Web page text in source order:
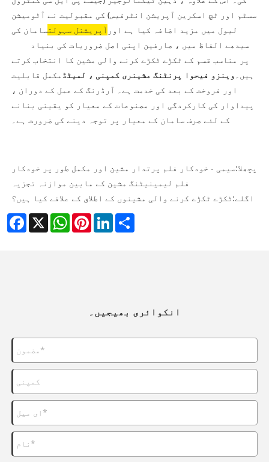
سسٹم اور ٹچ اسکرین آپریشن انٹرفیس) کی مقبولیت نے آٹومیشن
لیول میں مزید اضافہ کیا ہے اور آپریشنل سہولتسامان کی
پر مناسب قسم کے ٹکڑے ٹکڑے کرنے والی مشین کا انتخاب کرتے
ہیں۔وینزو فیحوا پرنٹنگ مشینری کمپنی ، لمیٹڈ مکمل قابلیت
اور فروخت کے بعد کی خدمت ہے۔ آرڈرنگ کے عمل کے دوران ،
پیداوار کی کارکردگی اور مصنوعات کے معیار کو یقینی بنانے
کے لئے صرف سامان کے معیار پر توجہ دینے کی ضرورت ہے۔
پچھلا:سیمی - خودکار فلم پرتدار مشین اور مکمل طور پر خودکار
فلم لیمینیٹنگ مشین کے مابین موازنہ تجزیہ
اگلے:ٹکڑے ٹکڑے کرنے والی مشینوں کے اطلاق کے علاقے کیا ہیں؟
Facebook
X WhatsAppPinterestLinkedIn
انکوائری بھیجیں۔